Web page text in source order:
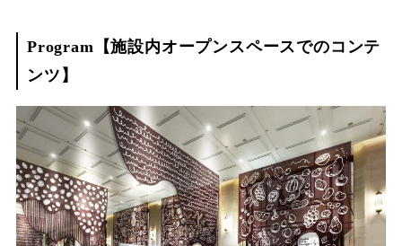
Program【施設内オープンスペースでのコンテ
ンツ】